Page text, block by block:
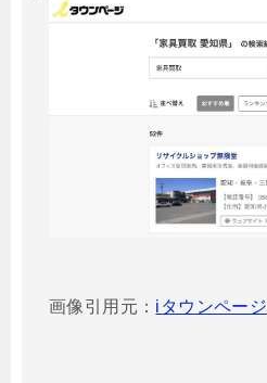
画像引用元： iタウンページ